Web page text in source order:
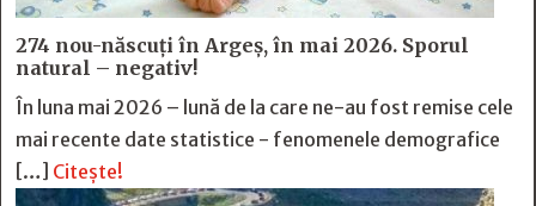
274 nou-născuți în Argeș, în mai 2026. Sporul
natural – negativ!
În luna mai 2026 – lună de la care ne-au fost remise cele
mai recente date statistice - fenomenele demografice
[…] Citește!